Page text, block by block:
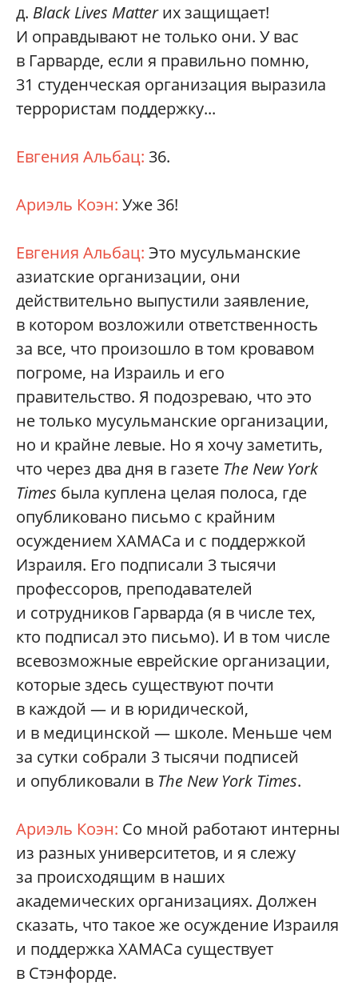
д. Black Lives Matterих защищает!
И оправдывают не только они. У вас
в Гарварде, если я правильно помню,
31 студенческая организация выразила
террористам поддержку...
Евгения Альбац: 36.
Ариэль Коэн: Уже 36!
Евгения Альбац: Это мусульманские
азиатские организации, они
действительно выпустили заявление,
в котором возложили ответственность
за все, что произошло в том кровавом
погроме, на Израиль и его
правительство. Я подозреваю, что это
не только мусульманские организации,
но и крайне левые. Но я хочу заметить,
что через два дня в газете The New York
Times была куплена целая полоса, где
опубликовано письмо с крайним
осуждением ХАМАСа и с поддержкой
Израиля. Его подписали 3 тысячи
профессоров, преподавателей
и сотрудников Гарварда (я в числе тех,
кто подписал это письмо). И в том числе
всевозможные еврейские организации,
которые здесь существуют почти
в каждой — и в юридической,
и в медицинской — школе. Меньше чем
за сутки собрали 3 тысячи подписей
и опубликовали в The New York Times.
Ариэль Коэн: Со мной работают интерны
из разных университетов, и я слежу
за происходящим в наших
академических организациях. Должен
сказать, что такое же осуждение Израиля
и поддержка ХАМАСа существует
в Стэнфорде.